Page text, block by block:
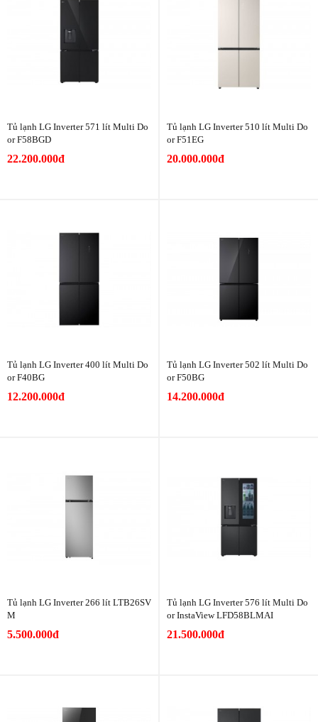
Tủ lạnh LG Inverter 571 lít Multi Do
or F58BGD
22.200.000đ
Tủ lạnh LG Inverter 510 lít Multi Do
or F51EG
20.000.000đ
Tủ lạnh LG Inverter 400 lít Multi Do
or F40BG
12.200.000đ
Tủ lạnh LG Inverter 502 lít Multi Do
or F50BG
14.200.000đ
Tủ lạnh LG Inverter 266 lít LTB26SV
M
5.500.000đ
Tủ lạnh LG Inverter 576 lít Multi Do
or InstaView LFD58BLMAI
21.500.000đ